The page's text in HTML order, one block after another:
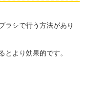
ラシで行う方法があり
より効果的です。